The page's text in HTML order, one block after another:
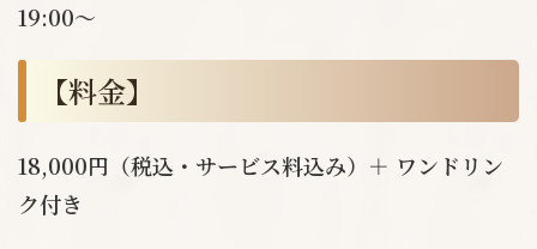
19:00〜
【料金】
18,000円（税込・サービス料込み）＋ ワンドリン
ク付き